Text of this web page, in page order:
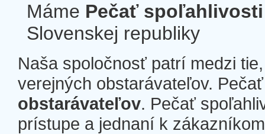
Máme Pečať spoľahlivosti
Slovenskej republiky
Naša spoločnosť patrí medzi
verejných obstarávateľov.
obstarávateľov. Pečať
prístupe a jednaní k